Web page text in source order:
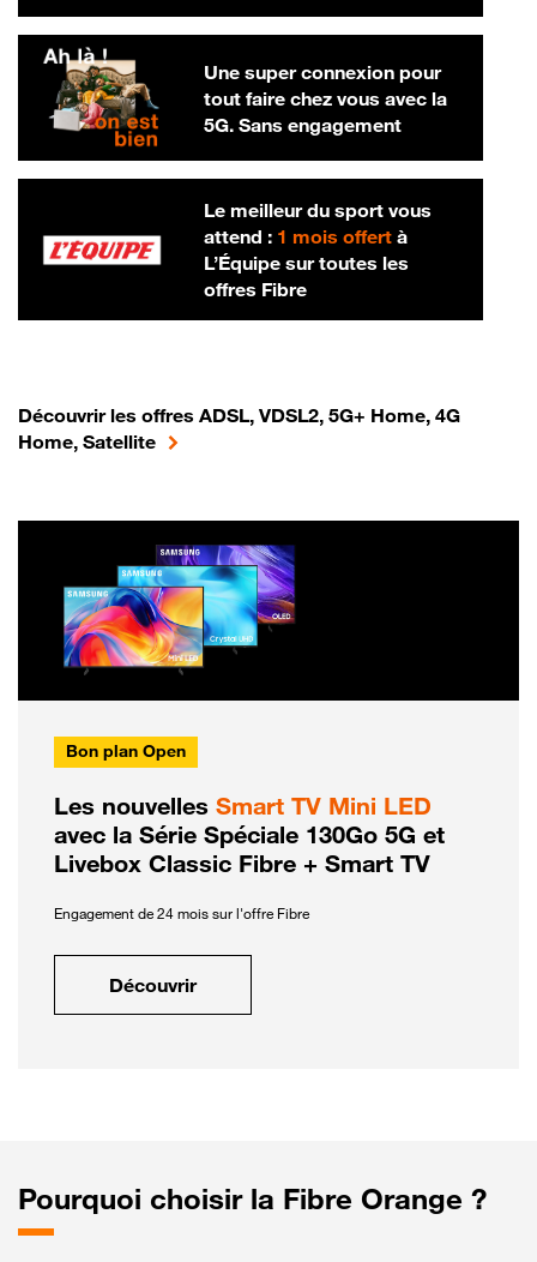
Une super connexion pour
tout faire chez vous avec la
5G. Sans engagement
Le meilleur du sport vous
attend : 1 mois offertà
L’Équipe sur toutes les
offres Fibre
Découvrir les offres ADSL, VDSL2, 5G+ Home, 4G
Home, Satellite
Bon plan Open
Les nouvelles Smart TV Mini LED
avec la Série Spéciale 130Go 5G et
Livebox Classic Fibre + Smart TV
Engagement de 24 mois sur l'offre Fibre
Découvrir
Pourquoi choisir la Fibre Orange ?